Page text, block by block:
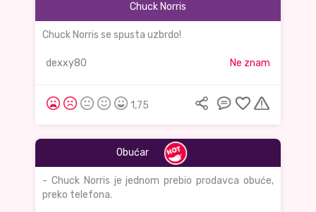
Chuck Norris
Chuck Norris se spusta uzbrdo!
dexxy80 Ne znam
1,75
Obućar
- Chuck Norris je jednom prebio prodavca obuće,
preko telefona.